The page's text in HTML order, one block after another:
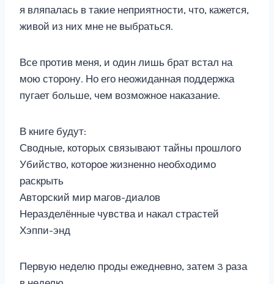
я вляпалась в такие неприятности, что, кажется,
живой из них мне не выбраться.
Все против меня, и один лишь брат встал на
мою сторону. Но его неожиданная поддержка
пугает больше, чем возможное наказание.
В книге будут:
Сводные, которых связывают тайны прошлого
Убийство, которое жизненно необходимо
раскрыть
Авторский мир магов-диалов
Неразделённые чувства и накал страстей
Хэппи-энд
Первую неделю проды ежедневно, затем 3 раза